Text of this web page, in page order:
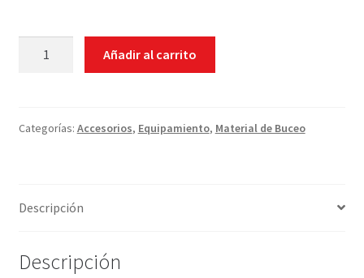
cantidad
Añadir al carrito
Categorías: Accesorios, Equipamiento, Material de Buceo
Descripción
Descripción